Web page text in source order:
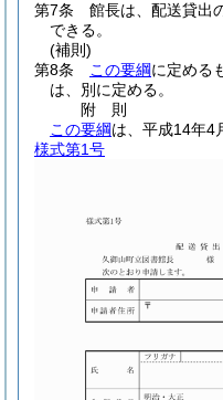
第7条
館長は、配送貸出
できる。
(補則)
第8条
この要綱に定める
は、別に定める。
附 則
この要綱は、平成14年4
様式第1号